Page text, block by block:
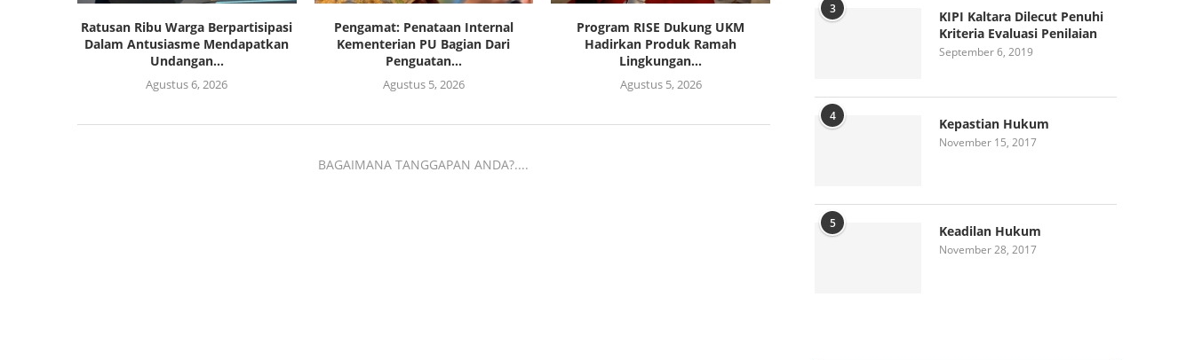
Ratusan Ribu Warga Berpartisipasi
Dalam Antusiasme Mendapatkan
Undangan...
Agustus 6, 2026
Pengamat: Penataan Internal
Kementerian PU Bagian Dari
Penguatan...
Agustus 5, 2026
Program RISE Dukung UKM
Hadirkan Produk Ramah
Lingkungan...
Agustus 5, 2026
BAGAIMANA TANGGAPAN ANDA?....
3
KIPI Kaltara Dilecut Penuhi
Kriteria Evaluasi Penilaian
September 6, 2019
4 Kepastian Hukum
November 15, 2017
5 Keadilan Hukum
November 28, 2017